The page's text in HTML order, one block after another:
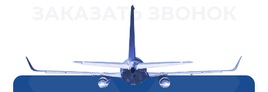
ЗАКАЗАТЬ ЗВОНОК